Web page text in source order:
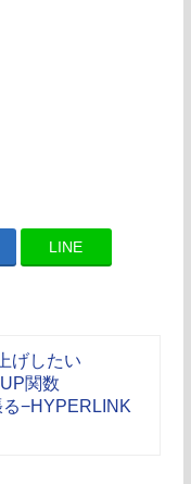
LINE
げしたい
関数
−HYPERLINK